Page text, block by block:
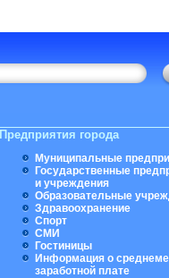
Предприятия города
Муниципальные
Государственные
и учреждения
Образовательные
Здравоохранение
Спорт
СМИ
Гостиницы
Информация о
заработной плате